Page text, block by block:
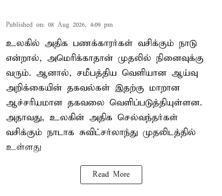
Published on: 08 Aug 2026, 4:09 pm
உலகில் அதிக பணக்காரர்கள் வசிக்கும் நாடு
என்றால், அமெரிக்காதான் முதலில் நினைவுக்கு
வரும். ஆனால், சமீபத்திய வெளியான ஆய்வு
அறிக்கையின் தகவல்கள் இதற்கு மாறான
ஆச்சரியமான தகவலை வெளிப்படுத்தியுள்ளன.
அதாவது, உலகின் அதிக செல்வந்தர்கள்
வசிக்கும் நாடாக சுவிட்சர்லாந்து முதலிடத்தில்
உள்ளது
Read More